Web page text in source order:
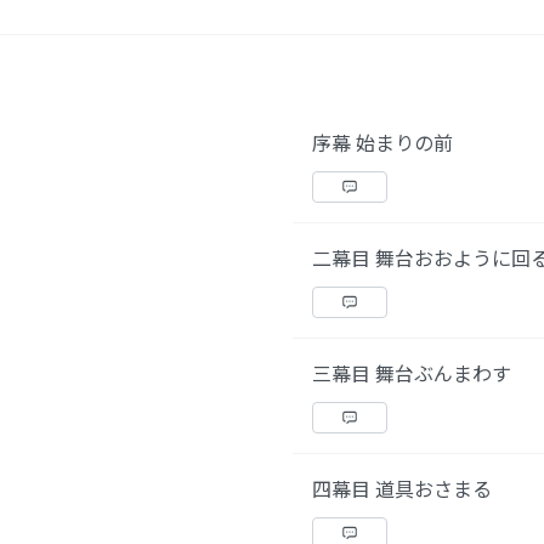
序幕 始まりの前
二幕目 舞台おおように回
三幕目 舞台ぶんまわす
四幕目 道具おさまる